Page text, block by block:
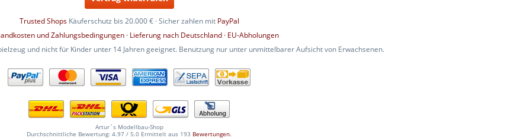
Trusted ShopsKäuferschutz bis 20.000 € · Sicher zahlen mit PayPal
und Zahlungsbedingungen · Lieferung nach Deutschland · EU-Abholungen
und nicht für Kinder unter 14 Jahren geeignet. Benutzung nur unter unmittelbarer Aufsicht von Erwachsenen.
Artur´s Modellbau-Shop
Durchschnittliche Bewertung: 4.97 / 5.0 Ermittelt aus 193 Bewertungen.